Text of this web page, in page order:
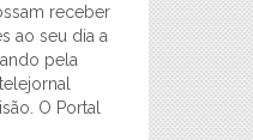
receber
ao seu dia a
pela
O Portal